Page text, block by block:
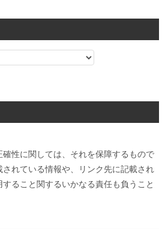
性に関しては、それを保障するもので
れている情報や、リンク先に記載され
ること関するいかなる責任も負うこと